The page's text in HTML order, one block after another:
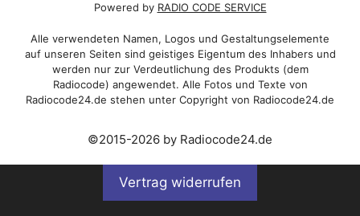
Powered by RADIO CODE SERVICE
Alle verwendeten Namen, Logos und Gestaltungselemente
auf unseren Seiten sind geistiges Eigentum des Inhabers und
werden nur zur Verdeutlichung des Produkts (dem
Radiocode) angewendet. Alle Fotos und Texte von
Radiocode24.de stehen unter Copyright von Radiocode24.de
©2015-2026 by Radiocode24.de
Vertrag widerrufen